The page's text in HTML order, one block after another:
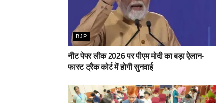
BJP
नीट पेपर लीक 2026 पर पीएम मोदी का बड़ा ऐलान-
फास्ट ट्रैक कोर्ट में होगी सुनवाई